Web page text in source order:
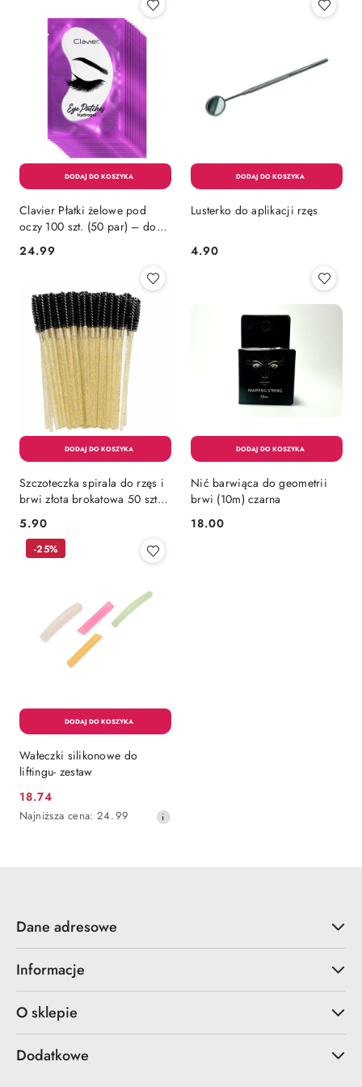
Clavier Płatki żelowe pod
oczy 100 szt. (50 par) – do
Cena:
24.99
Lusterko do aplikacji rzęs
Cena:
4.90
Szczoteczka spirala do rzęs i
brwi złota brokatowa 50 szt.
zestaw
Cena:
5.90
Nić barwiąca do geometrii
brwi (10m) czarna
Cena:
18.00
Wałeczki silikonowe do
liftingu- zestaw
Cena
promocyjna:
18.74
Najniższa
Najniższa cena: 24.99
-25%
Dane adresowe
Informacje
O sklepie
Dodatkowe